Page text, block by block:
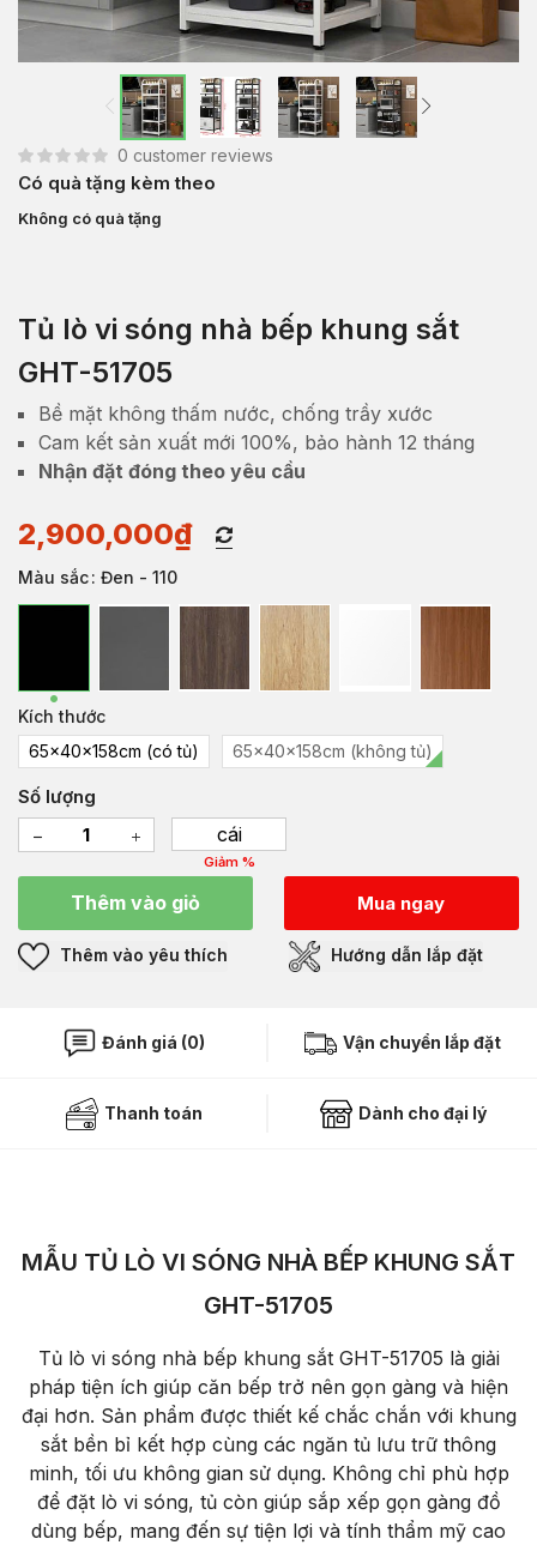
0 customer reviews
Có quà tặng kèm theo
Không có quà tặng
Tủ lò vi sóng nhà bếp khung sắt
GHT-51705
Bề mặt không thấm nước, chống trầy xước
Cam kết sản xuất mới 100%, bảo hành 12 tháng
Nhận đặt đóng theo yêu cầu
2,900,000₫
Màu sắc: Đen - 110
Kích thước
65x40x158cm (có tủ)
65x40x158cm (không tủ)
Số lượng
cái
Giảm %
Thêm vào giỏ Mua ngay
Thêm vào yêu thích Hướng dẫn lắp đặt
Đánh giá (0) Vận chuyển lắp đặt
Thanh toán Dành cho đại lý
MẪU TỦ LÒ VI SÓNG NHÀ BẾP KHUNG SẮT
GHT-51705
Tủ lò vi sóng nhà bếp khung sắt GHT-51705 là giải
pháp tiện ích giúp căn bếp trở nên gọn gàng và hiện
đại hơn. Sản phẩm được thiết kế chắc chắn với khung
sắt bền bỉ kết hợp cùng các ngăn tủ lưu trữ thông
minh, tối ưu không gian sử dụng. Không chỉ phù hợp
để đặt lò vi sóng, tủ còn giúp sắp xếp gọn gàng đồ
dùng bếp, mang đến sự tiện lợi và tính thẩm mỹ cao